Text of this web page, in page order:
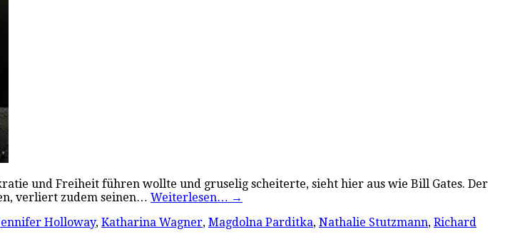
und Freiheit führen wollte und gruselig scheiterte, sieht hier aus wie Bill Gates. Der
verliert zudem seinen… Weiterlesen… →
Holloway, Katharina Wagner, Magdolna Parditka, Nathalie Stutzmann, Richard